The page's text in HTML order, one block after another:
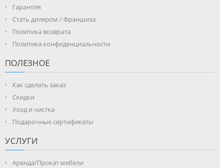
Гарантия
Стать дилером / Франшиза
Политика возврата
Политика конфиденциальности
ПОЛЕЗНОЕ
Как сделать заказ
Скидки
Уход и чистка
Подарочные сертификаты
УСЛУГИ
Аренда/Прокат мебели